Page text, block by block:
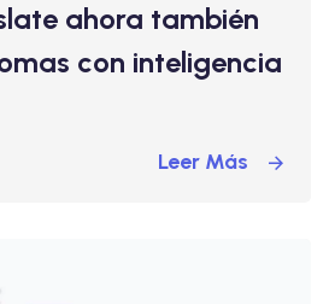
ahora también
con inteligencia
Leer Más